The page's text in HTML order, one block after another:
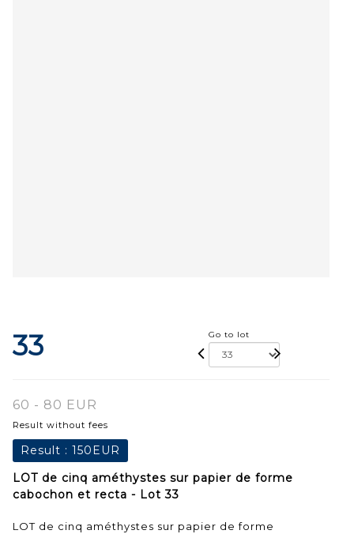
33 Go to lot
60 - 80 EUR
Result without fees
Result : 150EUR
LOT de cinq améthystes sur papier de forme
cabochon et recta - Lot 33
LOT de cinq améthystes sur papier de forme